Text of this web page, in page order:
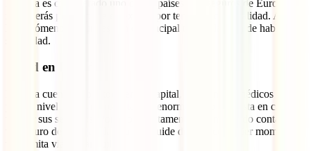
Islandia es considerado uno de los países más seguros de Europa y
no deberás preocuparte en exceso por temas de criminalidad. Aquí
los fenómenos naturales son el principal tema a la hora de hablar de
seguridad.
Salud en Islandia
Islandia cuenta, sobre todo en su capital, con centros médicos de
primer nivel. Estos representan un enorme gasto al turista en caso de
utilizar sus servicios. Por ello, es altamente recomendado contar con
un seguro de viaje a Islandia que cuide de ti en cualquier momento y
te permita viajar tranquilo.